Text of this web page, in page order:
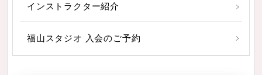
インストラクター紹介
福山スタジオ 入会のご予約